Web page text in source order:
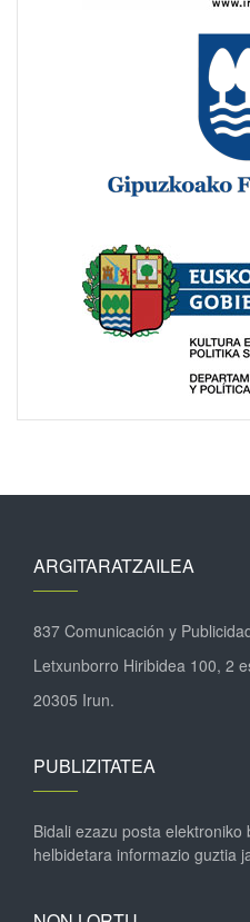
ARGITARATZAILEA
837 Comunicación y
Letxunborro Hiribidea 100, 2
20305 Irun.
PUBLIZITATEA
Bidali ezazu posta elektroniko
helbidetara informazio guztia